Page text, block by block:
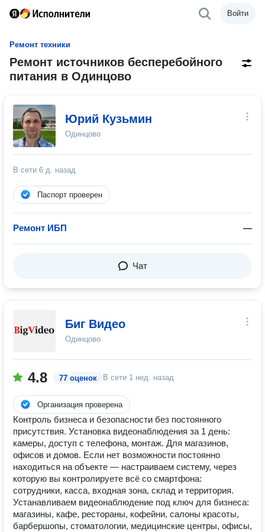
Войти
Ремонт техники
Ремонт источников бесперебойного
питания в Одинцово
Юрий Кузьмин
Одинцово
В сети 6 д. назад
Паспорт проверен
Ремонт ИБП —
Чат
Биг Видео
Одинцово
4.8 77 оценок В сети 1 нед. назад
Организация проверена
Контроль бизнеса и безопасности без постоянного
присутствия. Установка видеонаблюдения за 1 день:
камеры, доступ с телефона, монтаж. Для магазинов,
офисов и домов. Если нет возможности постоянно
находиться на объекте — настраиваем систему, через
которую вы контролируете всё со смартфона:
сотрудники, касса, входная зона, склад и территория.
Устанавливаем видеонаблюдение под ключ для бизнеса:
магазины, кафе, рестораны, кофейни, салоны красоты,
барбершопы, стоматологии, медицинские центры, офисы,